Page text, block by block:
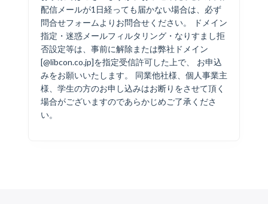
配信メールが1日経っても届かない場合は、必ず
問合せフォームよりお問合せください。 ドメイン
指定・迷惑メールフィルタリング・なりすまし拒
否設定等は、事前に解除または弊社ドメイン
[@libcon.co.jp]を指定受信許可した上で、 お申込
みをお願いいたします。 同業他社様、個人事業主
様、学生の方のお申し込みはお断りをさせて頂く
場合がございますのであらかじめご了承くださ
い。